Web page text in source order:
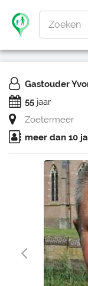
Zoeken
Gastouder
55 jaar
Zoetermeer
meer dan 10